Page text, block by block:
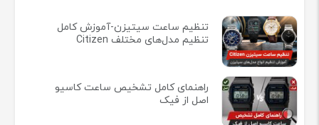
تنظیم ساعت سیتیزن-آموزش کامل
تنظیم مدل‌های مختلف Citizen
راهنمای کامل تشخیص ساعت کاسیو
اصل از فیک